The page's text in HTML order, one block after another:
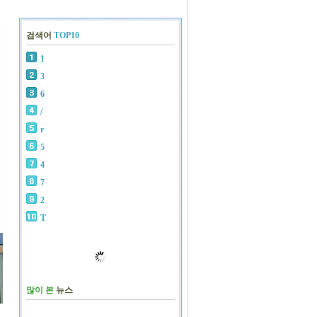
검색어 TOP10
1
3
6
/
r
5
4
7
2
T
많이 본 뉴스